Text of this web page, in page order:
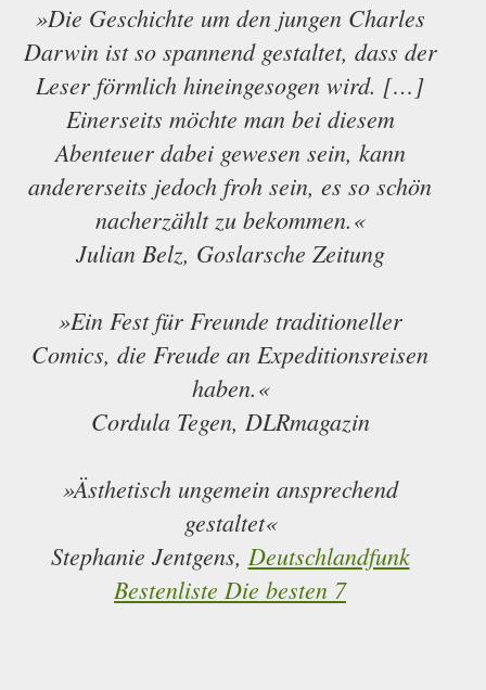
»Die Geschichte um den jungen Charles
Darwin ist so spannend gestaltet, dass der
Leser förmlich hineingesogen wird. […]
Einerseits möchte man bei diesem
Abenteuer dabei gewesen sein, kann
andererseits jedoch froh sein, es so schön
nacherzählt zu bekommen.«
Julian Belz, Goslarsche Zeitung
»Ein Fest für Freunde traditioneller
Comics, die Freude an Expeditionsreisen
haben.«
Cordula Tegen, DLRmagazin
»Ästhetisch ungemein ansprechend
gestaltet«
Stephanie Jentgens, Deutschlandfunk
Bestenliste Die besten 7